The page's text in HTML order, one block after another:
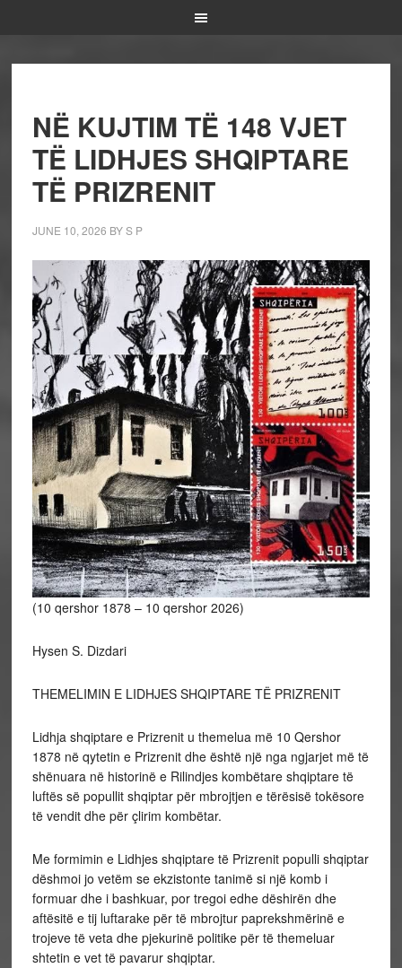
NË KUJTIM TË 148 VJET
TË LIDHJES SHQIPTARE
TË PRIZRENIT
JUNE 10, 2026 BYS P
(10 qershor 1878 – 10 qershor 2026)
Hysen S. Dizdari
THEMELIMIN E LIDHJES SHQIPTARE TË PRIZRENIT
Lidhja shqiptare e Prizrenit u themelua më 10 Qershor
1878 në qytetin e Prizrenit dhe është një nga ngjarjet më të
shënuara në historinë e Rilindjes kombëtare shqiptare të
luftës së popullit shqiptar për mbrojtjen e tërësisë tokësore
të vendit dhe për çlirim kombëtar.
Me formimin e Lidhjes shqiptare të Prizrenit populli shqiptar
dëshmoi jo vetëm se ekzistonte tanimë si një komb i
formuar dhe i bashkuar, por tregoi edhe dëshirën dhe
aftësitë e tij luftarake për të mbrojtur paprekshmërinë e
trojeve të veta dhe pjekurinë politike për të themeluar
shtetin e vet të pavarur shqiptar.